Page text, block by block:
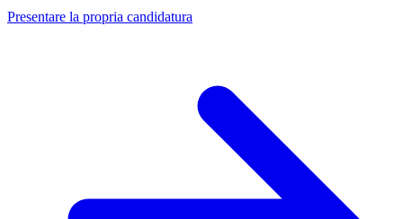
Presentare la propria candidatura